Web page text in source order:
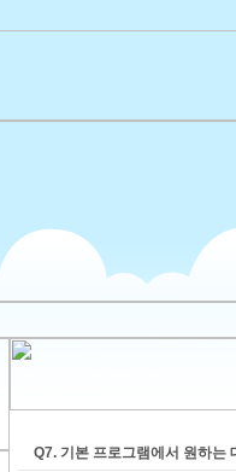
Q7. 기본 프로그램에서 원하는